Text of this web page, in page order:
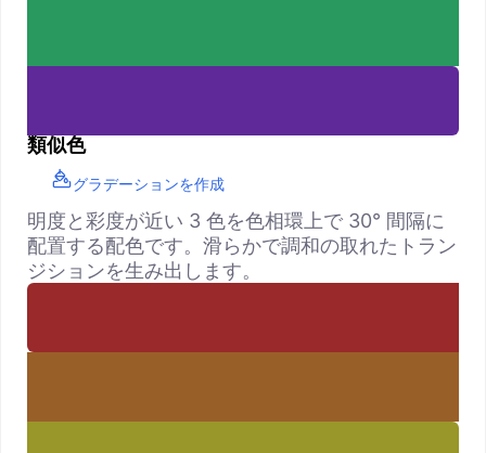
類似色
グラデーションを作成
明度と彩度が近い 3 色を色相環上で 30° 間隔に
配置する配色です。滑らかで調和の取れたトラン
ジションを生み出します。